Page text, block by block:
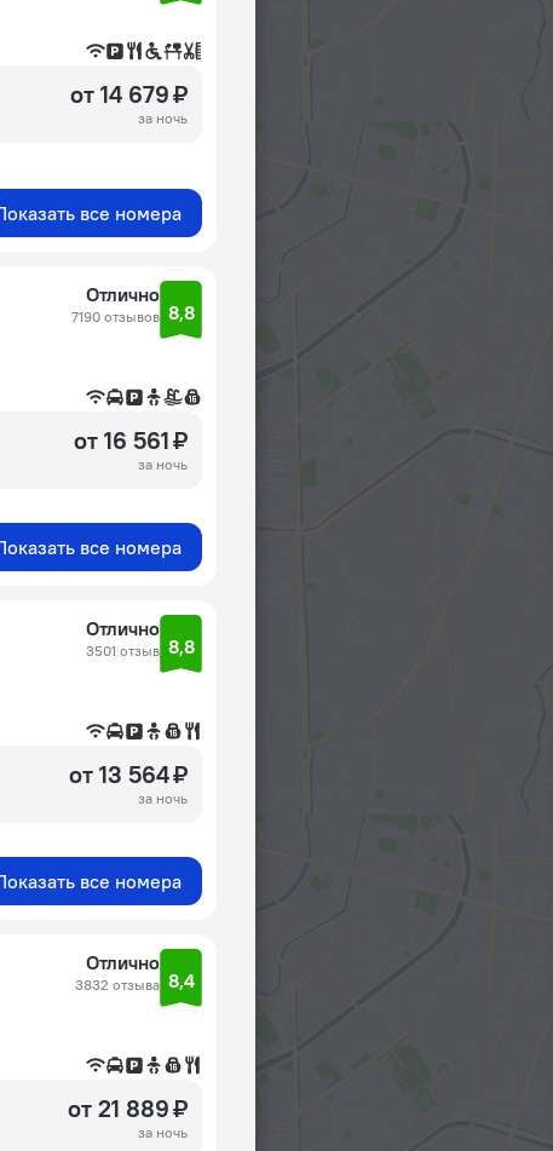
от 14 679 ₽
за ночь
все номера
Отлично
7190 отзывов 8,8
от 16 561 ₽
за ночь
все номера
Отлично
3501 отзыв 8,8
от 13 564 ₽
за ночь
все номера
Отлично
3832 отзыва 8,4
от 21 889 ₽
за ночь